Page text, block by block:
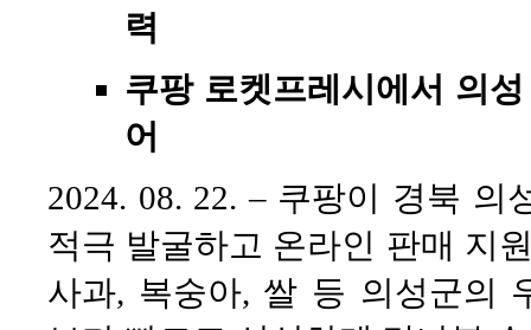
력
쿠팡 로켓프레시에서 의
어
2024. 08. 22. – 쿠팡이 경북 의
적극 발굴하고 온라인 판매 지
사과, 복숭아, 쌀 등 의성군의